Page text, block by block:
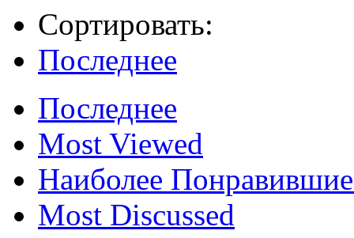
Сортировать:
Последнее
Последнее
Most Viewed
Наиболее
Most Discussed